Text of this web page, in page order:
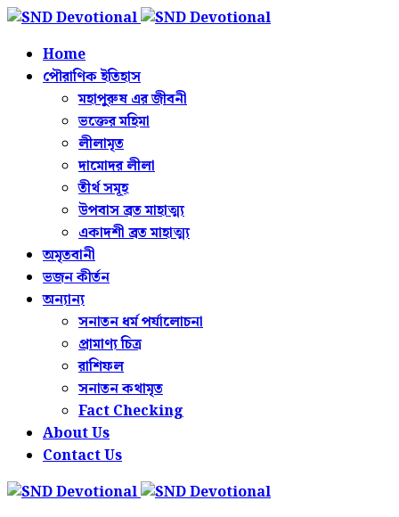
Home
পৌরাণিক ইতিহাস
মহাপুরুষ এর জীবনী
ভক্তের মহিমা
লীলামৃত
দামোদর লীলা
তীর্থ সমূহ
উপবাস ব্রত মাহাত্ম্য
একাদশী ব্রত মাহাত্ম্য
অমৃতবানী
ভজন কীর্তন
অন্যান্য
সনাতন ধর্ম পর্যালোচনা
প্রামাণ্য চিত্র
রাশিফল
সনাতন কথামৃত
Fact Checking
About Us
Contact Us